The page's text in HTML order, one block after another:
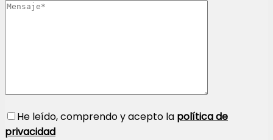
He leído, comprendo y acepto la política de
privacidad